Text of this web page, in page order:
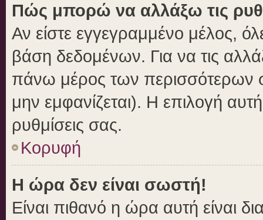
Πώς μπορώ να αλλάξω τις
Αν είστε εγγεγραμμένο μέλος,
βάση δεδομένων. Για να τις
πάνω μέρος των περισσότερων
μην εμφανίζεται). Η επιλογή
ρυθμίσεις σας.
Κορυφή
Η ώρα δεν είναι σωστή!
Είναι πιθανό η ώρα αυτή είναι